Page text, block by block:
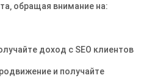
обращая внимание на:
доход с SEO клиентов
и получайте